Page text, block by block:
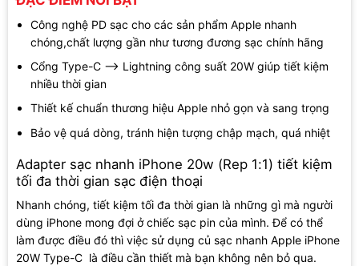
Công nghệ PD sạc cho các sản phẩm Apple nhanh
chóng,chất lượng gần như tương đương sạc chính hãng
Cổng Type-C --> Lightning công suất 20W giúp tiết kiệm
nhiều thời gian
Thiết kế chuẩn thương hiệu Apple nhỏ gọn và sang trọng
Bảo vệ quá dòng, tránh hiện tượng chập mạch, quá nhiệt
Adapter sạc nhanh iPhone 20w (Rep 1:1) tiết kiệm
tối đa thời gian sạc điện thoại
Nhanh chóng, tiết kiệm tối đa thời gian là những gì mà người
dùng iPhone mong đợi ở chiếc sạc pin của mình. Để có thể
làm được điều đó thì việc sử dụng củ sạc nhanh Apple iPhone
20W Type-C là điều cần thiết mà bạn không nên bỏ qua.